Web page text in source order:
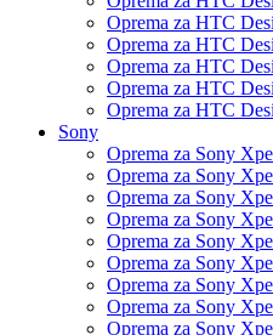
Oprema za HTC
Oprema za HTC
Oprema za HTC
Oprema za HTC
Oprema za HTC
Sony
Oprema za Sony
Oprema za Sony
Oprema za Sony
Oprema za Sony
Oprema za Sony
Oprema za Sony
Oprema za Sony
Oprema za Sony
Oprema za Sony